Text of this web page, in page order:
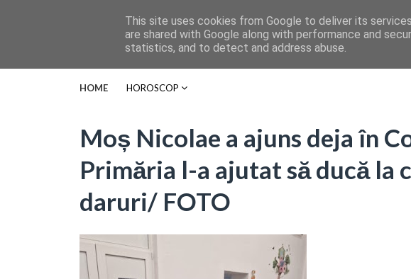
HOME HOROSCOP
Moș Nicolae a ajuns deja în
Primăria l-a ajutat să ducă la
daruri/ FOTO
This site uses cookies from Google to deliver its
are shared with Google along with performance and
statistics, and to detect and address abuse.